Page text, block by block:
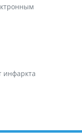
инфаркта